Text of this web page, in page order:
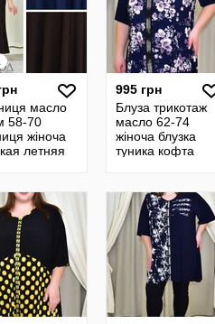
масло
58-70
жіноча
летняя
995 грн
Блуза трикотаж
масло 62-74
жіноча блузка
туника кофта
батал 24119